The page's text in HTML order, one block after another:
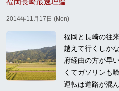
2014年11月17日 (Mon)
福岡と長崎の往
越えて行くしか
府経由の方が早
くてガソリンも
運転は道路が混